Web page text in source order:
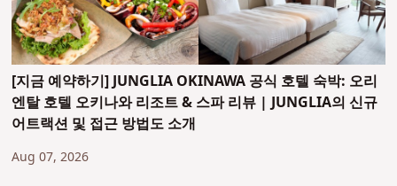
[지금 예약하기] JUNGLIA OKINAWA 공식 호텔 숙박: 오리
엔탈 호텔 오키나와 리조트 & 스파 리뷰 | JUNGLIA의 신규
어트랙션 및 접근 방법도 소개
Aug 07, 2026